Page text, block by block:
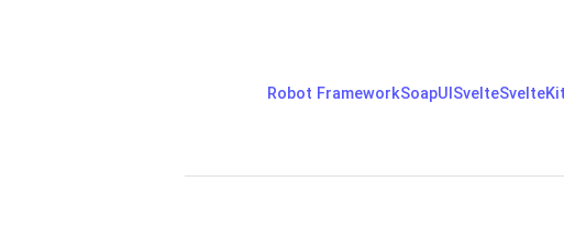
Robot FrameworkSoapUI Svelte